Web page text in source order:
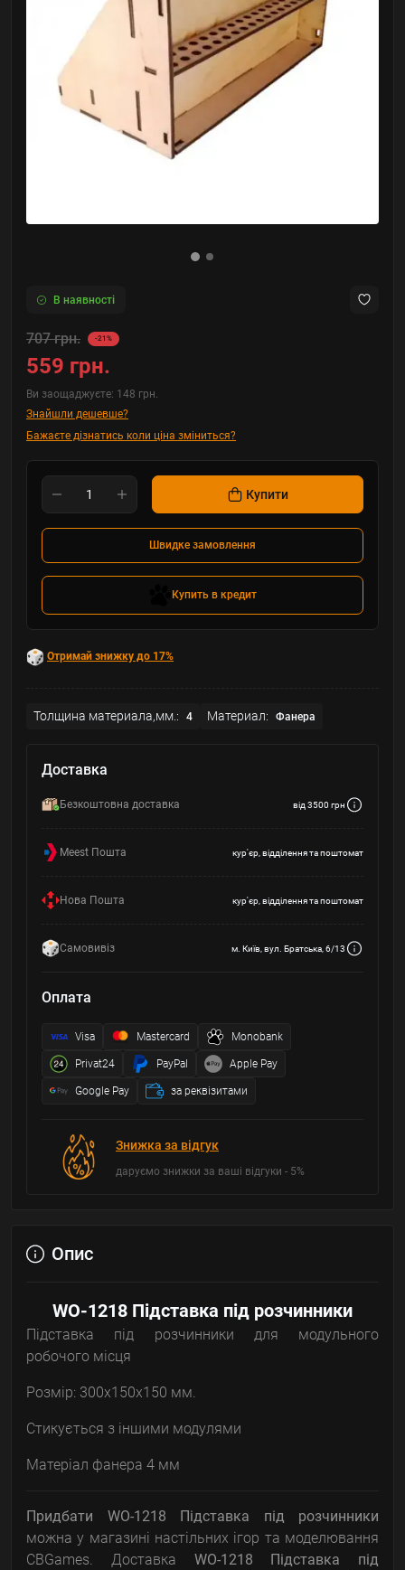
В наявності
707 грн. -21%
559 грн.
Ви заощаджуєте: 148 грн.
Знайшли дешевше?
Бажаєте дізнатись коли ціна зміниться?
Купити
Швидке замовлення
Купить в кредит
Отримай знижку до 17%
Толщина материала,мм.: 4 Материал: Фанера
Доставка
Безкоштовна доставка від 3500 грн
Meest Пошта кур'єр, відділення та поштомат
Нова Пошта кур'єр, відділення та поштомат
Самовивіз м. Київ, вул. Братська, 6/13
Оплата
Visa Mastercard Monobank
Privat24 PayPal Apple Pay
Google Pay за реквізитами
Знижка за відгук
даруємо знижки за ваші відгуки - 5%
Опис
WO-1218 Підставка під розчинники
Підставка під розчинники для модульного
робочого місця
Розмір: 300х150х150 мм.
Стикується з іншими модулями
Матеріал фанера 4 мм
Придбати WO-1218 Підставка під розчинники
можна у магазині настільних ігор та моделювання
CBGames. Доставка WO-1218 Підставка під